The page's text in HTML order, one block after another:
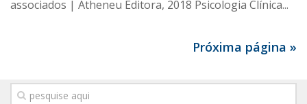
associados | Atheneu Editora, 2018 Psicologia Clínica...
Próxima página »